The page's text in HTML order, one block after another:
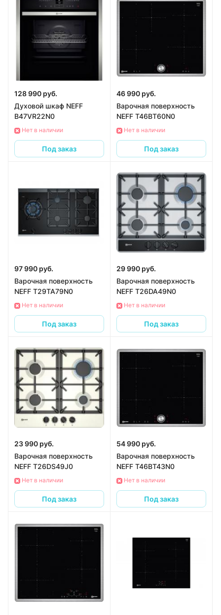
128 990 руб.
Духовой шкаф NEFF
B47VR22N0
Нет в наличии
Под заказ
46 990 руб.
Варочная поверхность
NEFF T46BT60N0
Нет в наличии
Под заказ
97 990 руб.
Варочная поверхность
NEFF T29TA79N0
Нет в наличии
Под заказ
29 990 руб.
Варочная поверхность
NEFF T26DA49N0
Нет в наличии
Под заказ
23 990 руб.
Варочная поверхность
NEFF T26DS49J0
Нет в наличии
Под заказ
54 990 руб.
Варочная поверхность
NEFF T46BT43N0
Нет в наличии
Под заказ